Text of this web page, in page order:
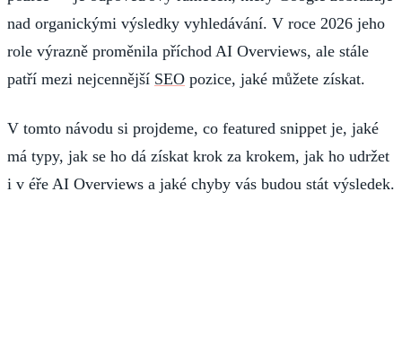
nad organickými výsledky vyhledávání. V roce 2026 jeho
role výrazně proměnila příchod AI Overviews, ale stále
patří mezi nejcennější SEO pozice, jaké můžete získat.
V tomto návodu si projdeme, co featured snippet je, jaké
má typy, jak se ho dá získat krok za krokem, jak ho udržet
i v éře AI Overviews a jaké chyby vás budou stát výsledek.